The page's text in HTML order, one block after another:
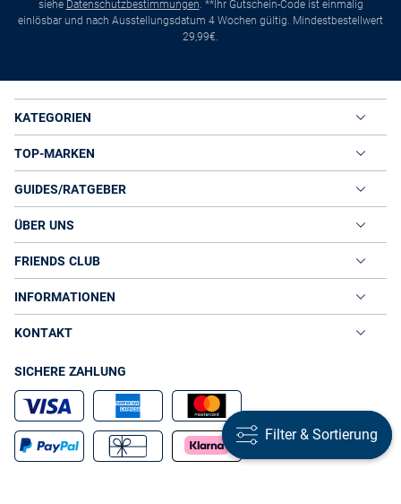
siehe Datenschutzbestimmungen. **Ihr Gutschein-Code ist einmalig
einlösbar und nach Ausstellungsdatum 4 Wochen gültig. Mindestbestellwert
29,99€.
KATEGORIEN
TOP-MARKEN
GUIDES/RATGEBER
ÜBER UNS
FRIENDS CLUB
INFORMATIONEN
KONTAKT
SICHERE ZAHLUNG
Filter & Sortierung
Filter & Sortierung